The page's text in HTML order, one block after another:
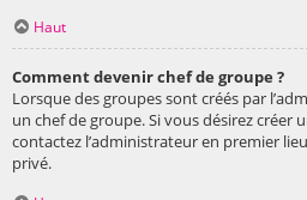
Haut
Comment devenir chef de groupe ?
Lorsque des groupes sont créés par
un chef de groupe. Si vous désirez créer
contactez l’administrateur en premier
privé.